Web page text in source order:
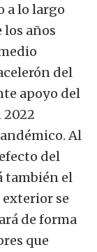
a lo largo
años
del
apoyo del
2022
Al
del
también el
se
de forma
que